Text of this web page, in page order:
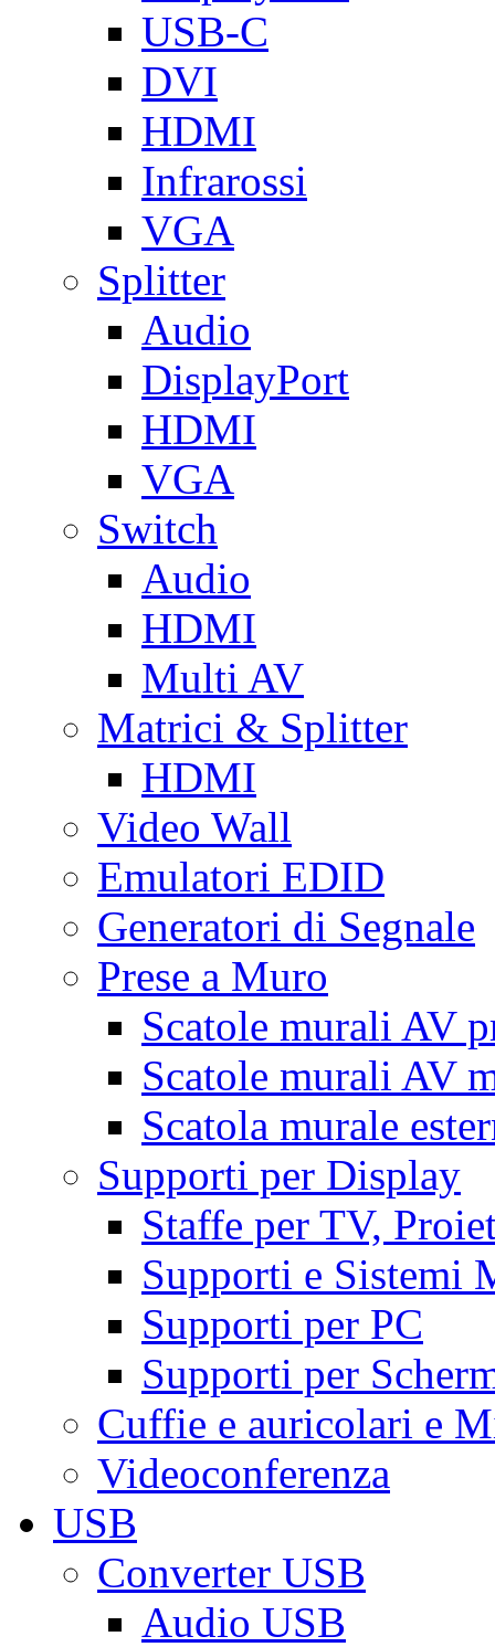
USB-C
DVI
HDMI
Infrarossi
VGA
Splitter
Audio
DisplayPort
HDMI
VGA
Switch
Audio
HDMI
Multi AV
Matrici & Splitter
HDMI
Video Wall
Emulatori EDID
Generatori di Segnale
Prese a Muro
Scatole murali AV
Scatole murali AV
Scatola murale
Supporti per Display
Staffe per TV,
Supporti e Sistemi
Supporti per PC
Supporti per
Cuffie e auricolari e
Videoconferenza
USB
Converter USB
Audio USB